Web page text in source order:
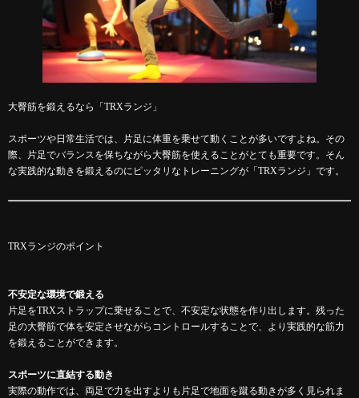
大臀筋を鍛えるなら「TRXランジ」
スポーツや日常生活では、片足に体重を乗せて動くことが多いですよね。その
際、片足でバランスを保ちながら大臀筋を使えることがとても重要です。そん
な実践的な動きを鍛えるのにピッタリなトレーニングが「TRXランジ」です。
TRXランジのポイント
不安定な環境で鍛える
片足をTRXストラップに乗せることで、不安定な状態を作り出します。残った
足の大臀筋で体を安定させながらコントロールすることで、より実践的な筋力
を鍛えることができます。
スポーツに直結する動き
実際の動作では、両足で力を出すよりも片足で地面を蹴る動きが多く見られま